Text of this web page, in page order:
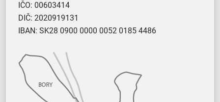
IČO: 00603414
DIČ: 2020919131
IBAN: SK28 0900 0000 0052 0185 4486